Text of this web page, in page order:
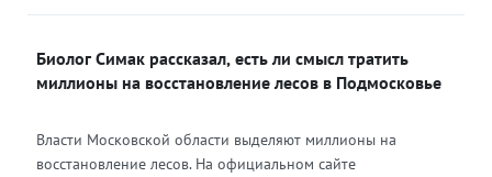
Биолог Симак рассказал, есть ли смысл тратить
миллионы на восстановление лесов в Подмосковье
Власти Московской области выделяют миллионы на
восстановление лесов. На официальном сайте